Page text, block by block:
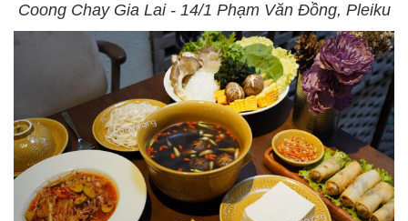
Coong Chay Gia Lai - 14/1 Phạm Văn Đồng, Pleiku